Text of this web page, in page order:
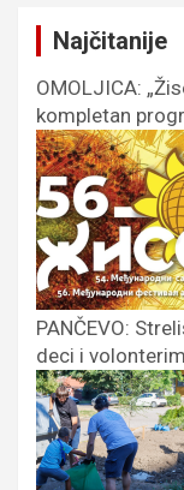
Najčitanije
OMOLJICA:
kompletan
PANČEVO:
deci i